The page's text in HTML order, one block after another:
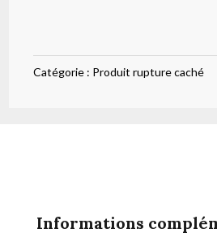
Nids
stampéria
Catégorie : Produit rupture caché
Informations